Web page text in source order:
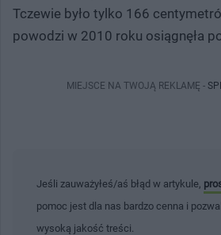
Tczewie było tylko 166
powodzi w 2010 roku osiągnęła
MIEJSCE NA TWOJĄ REKLAMĘ -
Jeśli zauważyłeś/aś błąd w artykule,
pomoc jest dla nas bardzo cenna i
wysoką jakość treści.